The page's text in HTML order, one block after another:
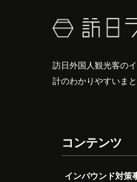
訪日外国人観光客の
計のわかりやすいま
コンテンツ
インバウンド対策